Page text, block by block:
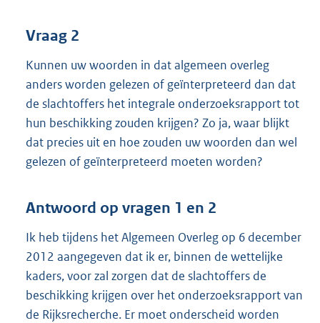
Vraag 2
Kunnen uw woorden in dat algemeen overleg
anders worden gelezen of geïnterpreteerd dan dat
de slachtoffers het integrale onderzoeksrapport tot
hun beschikking zouden krijgen? Zo ja, waar blijkt
dat precies uit en hoe zouden uw woorden dan wel
gelezen of geïnterpreteerd moeten worden?
Antwoord op vragen 1 en 2
Ik heb tijdens het Algemeen Overleg op 6 december
2012 aangegeven dat ik er, binnen de wettelijke
kaders, voor zal zorgen dat de slachtoffers de
beschikking krijgen over het onderzoeksrapport van
de Rijksrecherche. Er moet onderscheid worden